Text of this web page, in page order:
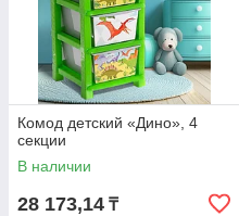
Комод детский «Дино», 4
секции
В наличии
28 173,14 ₸